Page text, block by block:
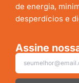
de energia,
desperdícios e
Assine